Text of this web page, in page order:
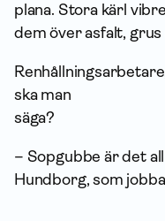
plana. Stora kärl
dem över asfalt,
ska man
säga?
– Sopgubbe är det
Hundborg, som